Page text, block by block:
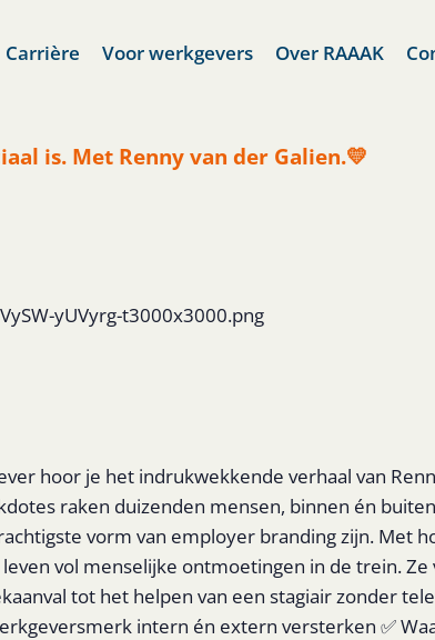
Carrière Voor werkgevers Over RAAAK
is. Met Renny van der Galien.💛
yUVyrg-t3000x3000.png
hoor je het indrukwekkende verhaal van
raken duizenden mensen, binnen én
vorm van employer branding zijn. Met
vol menselijke ontmoetingen in de trein.
tot het helpen van een stagiair zonder
intern én extern versterken ✅